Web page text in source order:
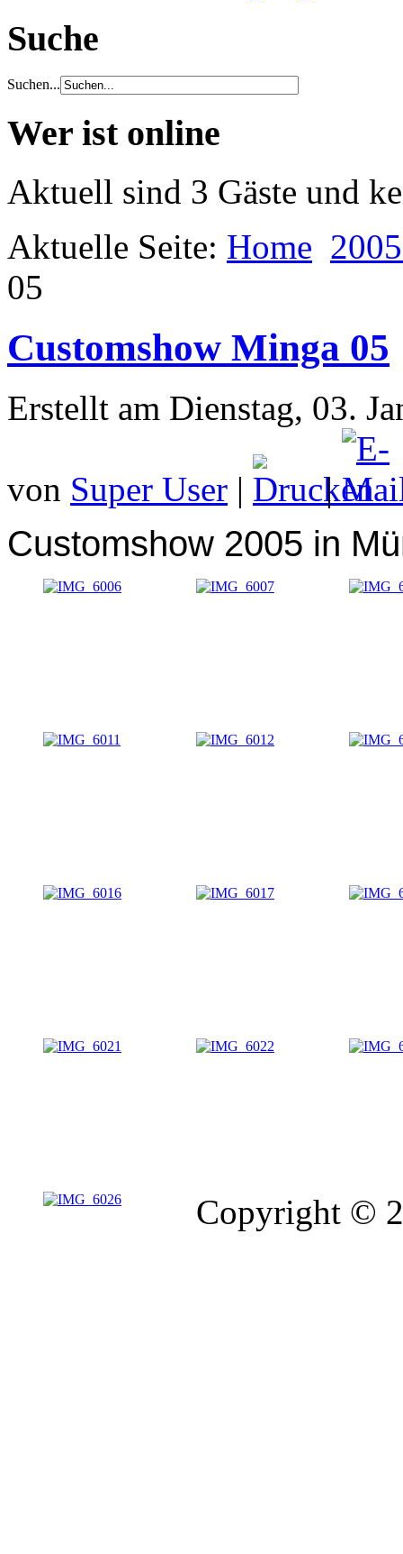
Suche
Suchen...
Wer ist online
Aktuell sind 3 Gäste und
Aktuelle Seite: Home
05
Customshow Minga 05
Erstellt am Dienstag, 03.
von Super User | |
Customshow 2005 in
Copyright ©